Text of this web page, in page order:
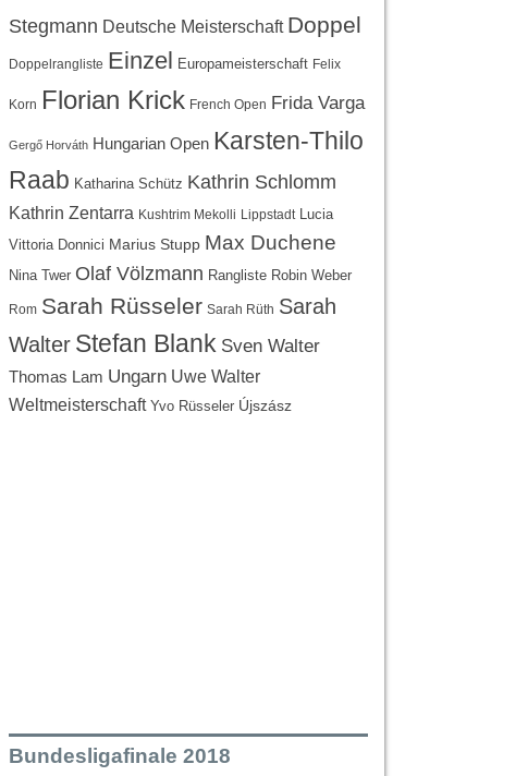
Stegmann Deutsche Meisterschaft Doppel
Doppelrangliste Einzel Europameisterschaft Felix
Korn Florian Krick French Open Frida Varga
Gergő Horváth Hungarian Open Karsten-Thilo
Raab Katharina Schütz Kathrin Schlomm
Kathrin Zentarra Kushtrim Mekolli Lippstadt
Lucia
Vittoria Donnici Marius Stupp Max Duchene
Nina Twer Olaf Völzmann Rangliste Robin Weber
Rom Sarah Rüsseler Sarah Rüth Sarah
Walter Stefan Blank Sven Walter
Thomas Lam Ungarn Uwe Walter
Weltmeisterschaft Yvo Rüsseler Újszász
Bundesligafinale 2018